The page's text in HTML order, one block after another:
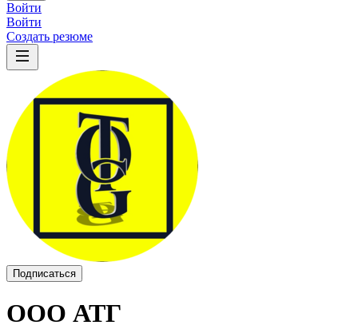
Войти
Войти
Создать резюме
Подписаться
ООО АТГ